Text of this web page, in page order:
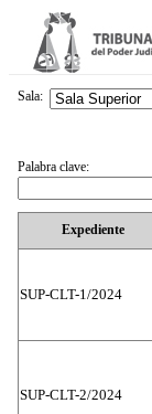
Expediente
SUP-CLT-1/2024
SUP-CLT-2/2024
Sala:
Palabra clave: